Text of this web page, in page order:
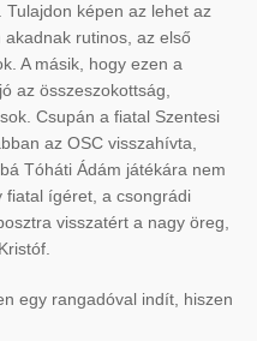
képen az lehet az
rutinos, az első
A másik, hogy ezen a
az összeszokottság,
Csupán a fiatal Szentesi
az OSC visszahívta,
Tóháti Ádám játékára nem
fiatal ígéret, a csongrádi
visszatért a nagy öreg,
egy rangadóval indít, hiszen